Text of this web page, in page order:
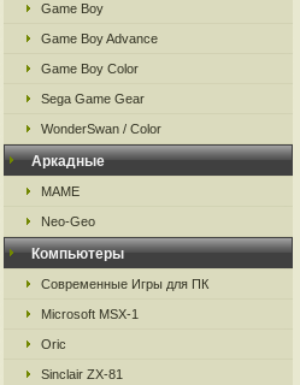
Game Boy
Game Boy Advance
Game Boy Color
Sega Game Gear
WonderSwan / Color
Аркадные
MAME
Neo-Geo
Компьютеры
Современные Игры для ПК
Microsoft MSX-1
Oric
Sinclair ZX-81